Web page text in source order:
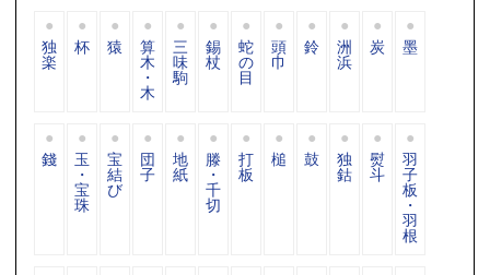
独
楽
杯 猿 算
木
・
木
三
味
駒
錫
杖
蛇
の
目
頭
巾
鈴 洲
浜
炭 墨
錢 玉
・
宝
珠
宝
結
び
団
子
地
紙
滕
・
千
切
打
板
槌 鼓 独
鈷
熨
斗
羽
子
板
・
羽
根